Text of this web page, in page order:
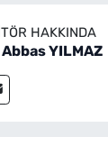
HAKKINDA
YILMAZ